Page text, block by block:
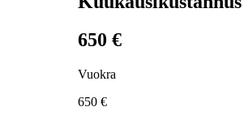
650 €
Vuokra
650 €